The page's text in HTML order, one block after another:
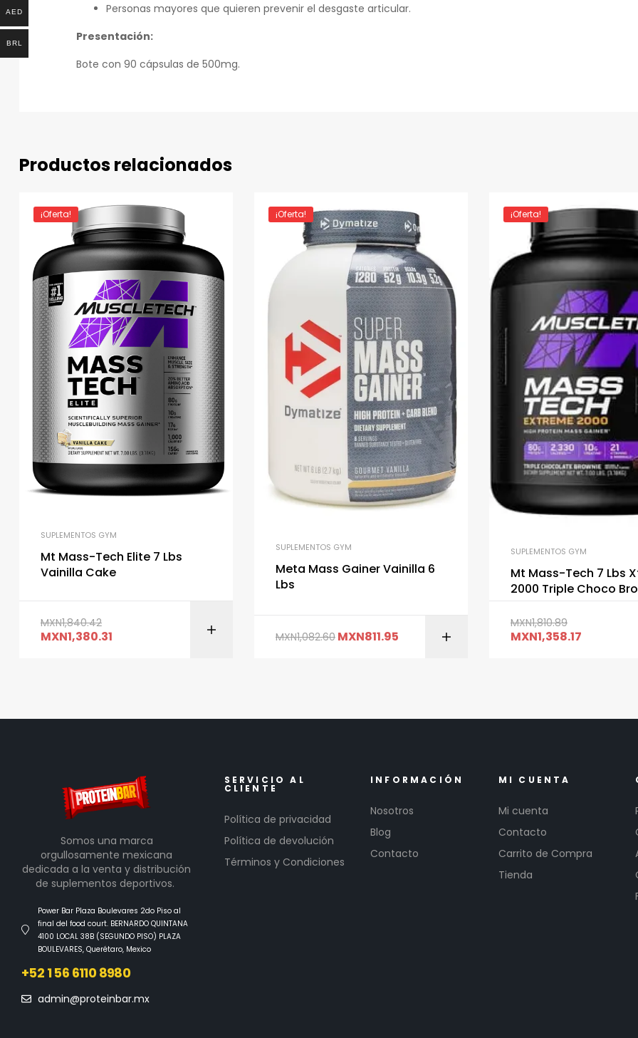
Personas mayores que quieren prevenir el desgaste articular.
Presentación:
Bote con 90 cápsulas de 500mg.
Productos relacionados
¡Oferta!
SUPLEMENTOS GYM
Mt Mass-Tech Elite 7 Lbs
Vainilla Cake
MXN1,840.42
MXN1,380.31 AÑADIR AL CARRITO
¡Oferta!
SUPLEMENTOS GYM
Meta Mass Gainer Vainilla 6
Lbs
MXN1,082.60 MXN811.95 AÑADIR AL
¡Oferta!
SUPLEMENTOS GYM
Mt Mass-Tech 7 Lbs
2000 Triple Choco
MXN1,810.89
MXN1,358.17
Somos una marca
orgullosamente mexicana
dedicada a la venta y distribución
de suplementos deportivos.
Power Bar Plaza Boulevares 2do Piso al
final del food court. BERNARDO QUINTANA
4100 LOCAL 38B (SEGUNDO PISO) PLAZA
BOULEVARES, Querétaro, Mexico
+52 1 56 6110 8980
admin@proteinbar.mx
SERVICIO AL
CLIENTE
Política de privacidad
Política de devolución
Términos y Condiciones
INFORMACIÓN
Nosotros
Blog
Contacto
MI CUENTA
Mi cuenta
Contacto
Carrito de Compra
Tienda
AED
BRL